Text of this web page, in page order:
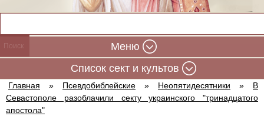
Меню
Cписок сект и культов
Главная » Псевдобиблейские » Неопятидесятники »
В
Севастополе разоблачили секту украинского "тринадцатого
апостола"